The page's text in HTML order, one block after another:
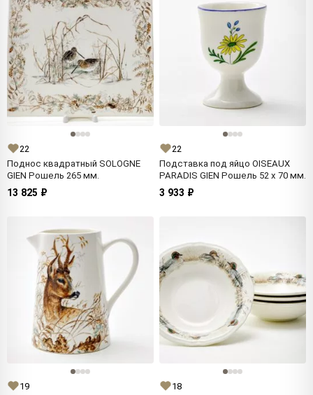
22
Поднос квадратный SOLOGNE
GIEN Рошель 265 мм.
13 825 ₽
22
Подставка под яйцо OISEAUX
PARADIS GIEN Рошель 52 x 70 мм.
3 933 ₽
19
18